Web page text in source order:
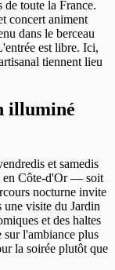
de toute la France.
concert animent
dans le berceau
est libre. Ici,
tiennent lieu
illuminé
et samedis
en Côte-d'Or — soit
nocturne invite
visite du Jardin
et des haltes
sur l'ambiance plus
la soirée plutôt que